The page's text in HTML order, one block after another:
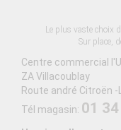
Le plus vaste choix
Sur place,
Centre commercial
ZA Villacoublay
Route andré Citroën -
Tél magasin: 01